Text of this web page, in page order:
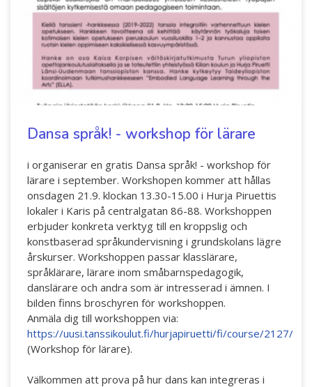
Dansa språk! - workshop för lärare
i organiserar en gratis Dansa språk! - workshop för
lärare i september. Workshopen kommer att hållas
onsdagen 21.9. klockan 13.30-15.00 i Hurja Piruettis
lokaler i Karis på centralgatan 86-88. Workshoppen
erbjuder konkreta verktyg till en kroppslig och
konstbaserad språkundervisning i grundskolans lägre
årskurser. Workshoppen passar klasslärare,
språklärare, lärare inom småbarnspedagogik,
danslärare och andra som är intresserad i ämnen. I
bilden finns broschyren för workshoppen.
Anmäla dig till workshoppen via:
https://uusi.tanssikoulut.fi/hurjapiruetti/fi/course/2127/
(Workshop för lärare).
Välkommen att prova på hur dans kan integreras i